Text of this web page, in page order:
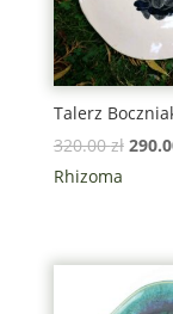
Talerz
320.00zł
Rhizoma